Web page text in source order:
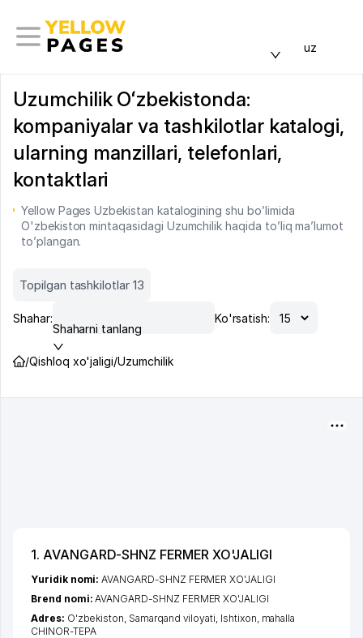
uz
Uzumchilik Oʻzbekistonda:
kompaniyalar va tashkilotlar katalogi,
ularning manzillari, telefonlari,
kontaktlari
Yellow Pages Uzbekistan katalogining shu bo’limida
O'zbekiston mintaqasidagi Uzumchilik haqida to’liq ma’lumot
to’plangan.
Topilgan tashkilotlar 13
Shahar:
Shaharni tanlang
Ko'rsatish:
/Qishloq xo'jaligi/Uzumchilik
1. AVANGARD-SHNZ FERMER XO'JALIGI
Yuridik nomi:AVANGARD-SHNZ FERMER XO'JALIGI
Brend nomi:AVANGARD-SHNZ FERMER XO'JALIGI
Adres: O'zbekiston, Samarqand viloyati, Ishtixon, mahalla
CHINOR-TEPA